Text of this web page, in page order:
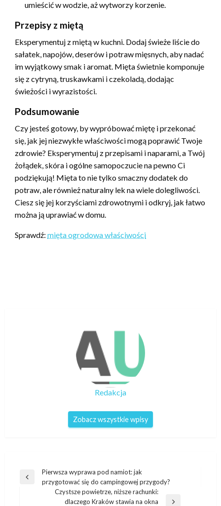
umieścić w wodzie, aż wytworzy korzenie.
Przepisy z miętą
Eksperymentuj z miętą w kuchni. Dodaj świeże liście do
sałatek, napojów, deserów i potraw mięsnych, aby nadać
im wyjątkowy smak i aromat. Mięta świetnie komponuje
się z cytryną, truskawkami i czekoladą, dodając
świeżości i wyrazistości.
Podsumowanie
Czy jesteś gotowy, by wypróbować miętę i przekonać
się, jak jej niezwykłe właściwości mogą poprawić Twoje
zdrowie? Eksperymentuj z przepisami i naparami, a Twój
żołądek, skóra i ogólne samopoczucie na pewno Ci
podziękują! Mięta to nie tylko smaczny dodatek do
potraw, ale również naturalny lek na wiele dolegliwości.
Ciesz się jej korzyściami zdrowotnymi i odkryj, jak łatwo
można ją uprawiać w domu.
Sprawdź: mięta ogrodowa właściwości
Redakcja
Zobacz wszystkie wpisy
Nawigacja
wpisu
Poprzedni
Pierwsza wyprawa pod namiot: jak
przygotować się do campingowej przygody?
Czystsze powietrze, niższe rachunki:
dlaczego Kraków stawia na okna